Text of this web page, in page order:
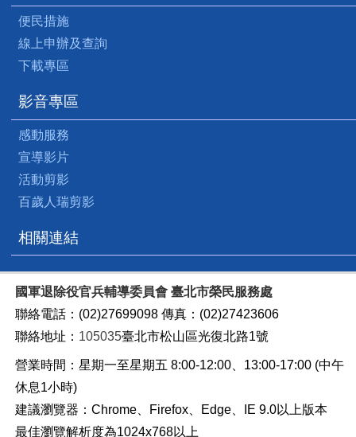
便民措施
線上申辦及查詢
下載專區
影音專區
感動服務
宣導影片
活動剪影
百歲人瑞剪影
相關連結
國軍退除役官兵輔導委員會 臺北市榮民服務處
聯絡電話：(02)27699098 傳真：(02)27423606
聯絡地址： 105035臺北市松山區光復北路1號
營業時間：星期一至星期五 8:00-12:00、13:00-17:00 (中午
休息1小時)
建議瀏覽器：Chrome、Firefox、Edge、IE 9.0以上版本
最佳瀏覽解析度為1024x768以上